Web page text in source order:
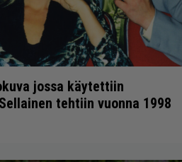
jossa käytettiin
tehtiin vuonna 1998